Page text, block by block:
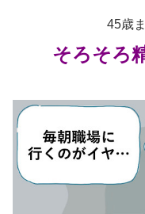
45歳
そろそろ